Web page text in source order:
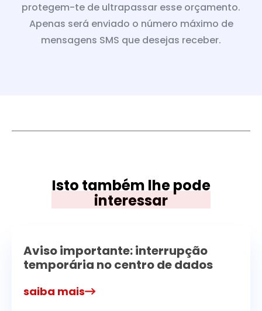
protegem-te de ultrapassar esse orçamento.
Apenas será enviado o número máximo de
mensagens SMS que desejas receber.
Isto também lhe pode
interessar
Aviso importante: interrupção
temporária no centro de dados
saiba mais